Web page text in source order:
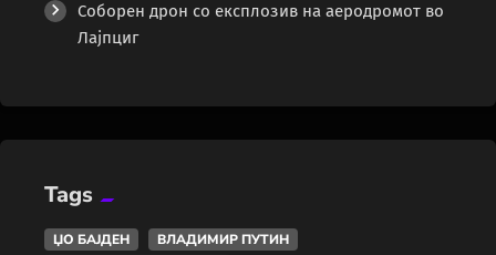
Соборен дрон со експлозив на аеродромот во
Лајпциг
Tags
ЏО БАЈДЕН
ВЛАДИМИР ПУТИН